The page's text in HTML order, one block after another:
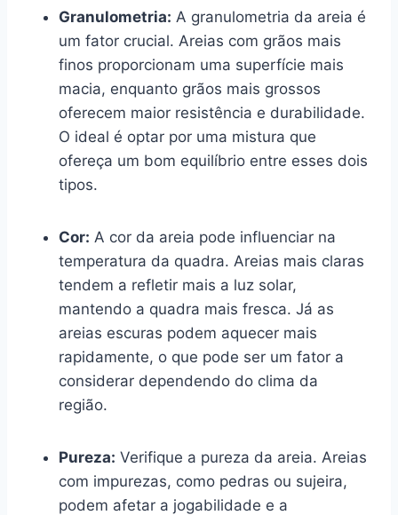
Granulometria: A granulometria da areia é
um fator crucial. Areias com grãos mais
finos proporcionam uma superfície mais
macia, enquanto grãos mais grossos
oferecem maior resistência e durabilidade.
O ideal é optar por uma mistura que
ofereça um bom equilíbrio entre esses dois
tipos.
Cor: A cor da areia pode influenciar na
temperatura da quadra. Areias mais claras
tendem a refletir mais a luz solar,
mantendo a quadra mais fresca. Já as
areias escuras podem aquecer mais
rapidamente, o que pode ser um fator a
considerar dependendo do clima da
região.
Pureza: Verifique a pureza da areia. Areias
com impurezas, como pedras ou sujeira,
podem afetar a jogabilidade e a